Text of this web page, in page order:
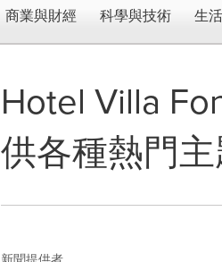
商業與財經 科學與技術 生
Hotel Villa
供各種熱門